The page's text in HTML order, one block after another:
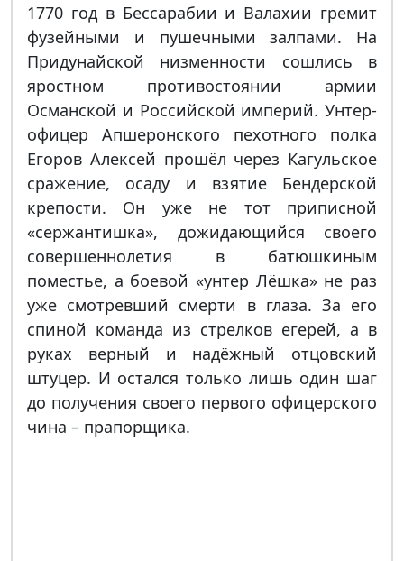
1770 год в Бессарабии и Валахии гремит
фузейными и пушечными залпами. На
Придунайской низменности сошлись в
яростном противостоянии армии
Османской и Российской империй. Унтер-
офицер Апшеронского пехотного полка
Егоров Алексей прошёл через Кагульское
сражение, осаду и взятие Бендерской
крепости. Он уже не тот приписной
«сержантишка», дожидающийся своего
совершеннолетия в батюшкиным
поместье, а боевой «унтер Лёшка» не раз
уже смотревший смерти в глаза. За его
спиной команда из стрелков егерей, а в
руках верный и надёжный отцовский
штуцер. И остался только лишь один шаг
до получения своего первого офицерского
чина – прапорщика.